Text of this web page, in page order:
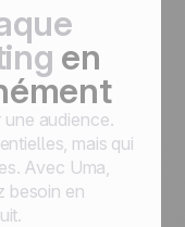
en
une audience.
mais qui
Avec Uma,
besoin en